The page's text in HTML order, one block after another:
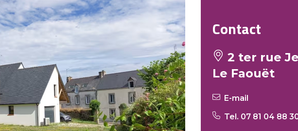
Contact
2 ter rue
Le Faouët
E-mail
Tel. 07 81 04 88